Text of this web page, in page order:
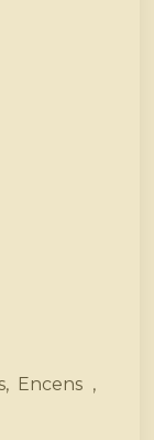
Encens ,